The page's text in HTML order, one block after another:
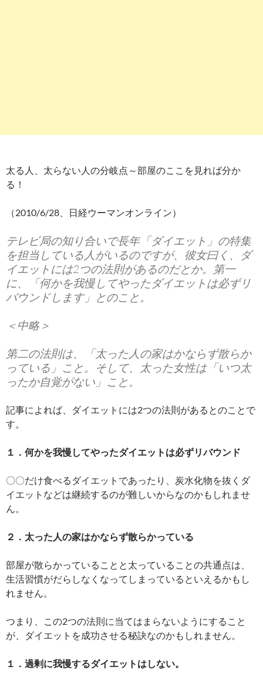
太る人、太らない人の分岐点～部屋のここを見れば分か
る！
（2010/6/28、日経ウーマンオンライン）
テレビ局の知り合いで長年「ダイエット」の特集
を担当している人がいるのですが、彼女曰く、ダ
イエットには2つの法則があるのだとか。第一
に、「何かを我慢してやったダイエットは必ずリ
バウンドします」とのこと。
＜中略＞
第二の法則は、「太った人の家はかならず散らか
っている」こと。そして、太った女性は「いつ太
ったか自覚がない」こと。
記事によれば、ダイエットには2つの法則があるとのことで
す。
１．何かを我慢してやったダイエットは必ずリバウンド
〇〇だけ食べるダイエットであったり、炭水化物を抜くダ
イエットなどは継続するのが難しいからなのかもしれませ
ん。
２．太った人の家はかならず散らかっている
部屋が散らかっていることと太っていることの共通点は、
生活習慣がだらしなくなってしまっているといえるかもし
れません。
つまり、この2つの法則に当てはまらないようにすること
が、ダイエットを成功させる秘訣なのかもしれません。
１．過剰に我慢するダイエットはしない。